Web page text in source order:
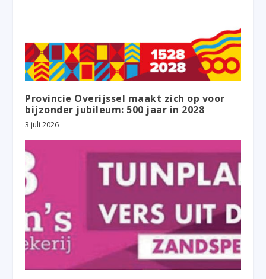
Provincie Overijssel maakt zich op voor
bijzonder jubileum: 500 jaar in 2028
3 juli 2026